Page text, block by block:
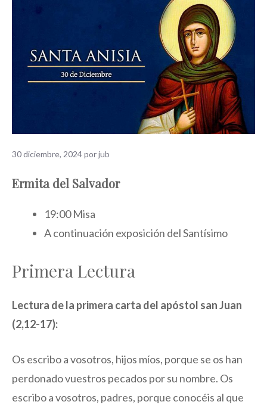
30 diciembre, 2024porjub
Ermita del Salvador
19:00 Misa
A continuación exposición del Santísimo
Primera Lectura
Lectura de la primera carta del apóstol san Juan
(2,12-17):
Os escribo a vosotros, hijos míos, porque se os han
perdonado vuestros pecados por su nombre. Os
escribo a vosotros, padres, porque conocéis al que